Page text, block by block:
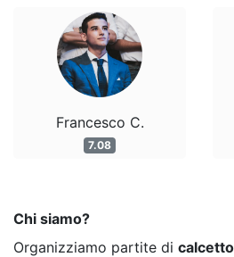
Francesco C.
7.08
Chi siamo?
Organizziamo partite di calcetto